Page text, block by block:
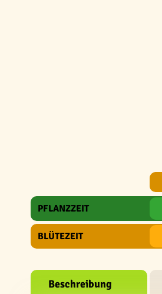
PFLANZZEIT
BLÜTEZEIT
Beschreibung